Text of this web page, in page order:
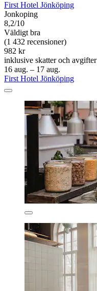
First Hotel Jönköping
Jonkoping
8,2/10
Väldigt bra
(1 432 recensioner)
982 kr
inklusive skatter och avgifter
16 aug. – 17 aug.
First Hotel Jönköping